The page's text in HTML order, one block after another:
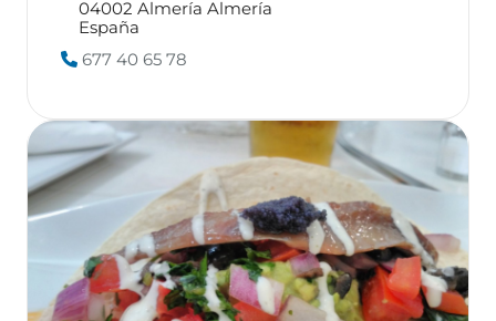
04002 Almería Almería
España
677 40 65 78